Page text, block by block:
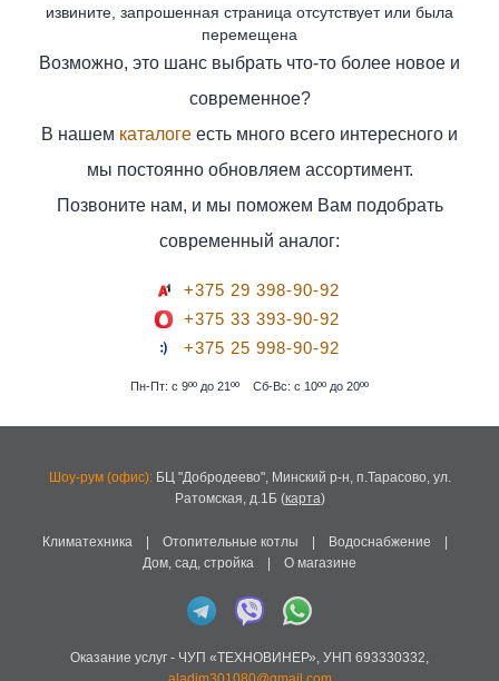
извините, запрошенная страница отсутствует или была
перемещена
Возможно, это шанс выбрать что-то более новое и
современное?
В нашем каталоге есть много всего интересного и
мы постоянно обновляем ассортимент.
Позвоните нам, и мы поможем Вам подобрать
современный аналог:
+375 29 398-90-92
+375 33 393-90-92
+375 25 998-90-92
Пн-Пт: с 9ºº до 21ºº Сб-Вс: с 10ºº до 20ºº
Шоу-рум (офис):БЦ "Добродеево", Минский р-н, п.Тарасово, ул.
Ратомская, д.1Б(карта)
Климатехника| Отопительные котлы Водоснабжение
Дом, сад, стройка
О магазине
Оказание услуг - ЧУП «ТЕХНОВИНЕР», УНП 693330332,